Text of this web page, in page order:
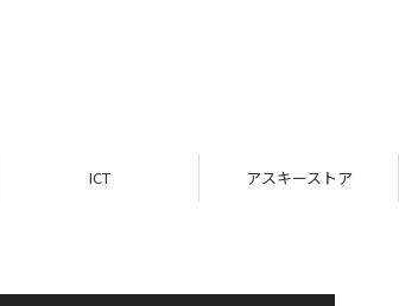
ICT アスキーストア